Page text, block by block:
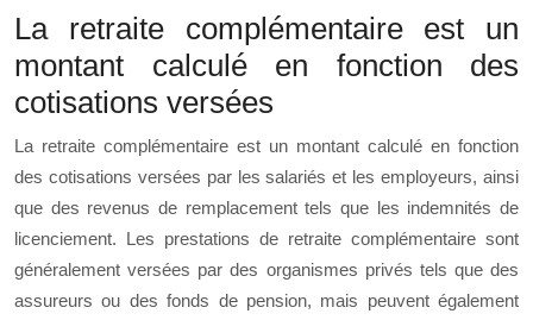
La retraite complémentaire est un
montant calculé en fonction des
cotisations versées
La retraite complémentaire est un montant calculé en fonction
des cotisations versées par les salariés et les employeurs, ainsi
que des revenus de remplacement tels que les indemnités de
licenciement. Les prestations de retraite complémentaire sont
généralement versées par des organismes privés tels que des
assureurs ou des fonds de pension, mais peuvent également